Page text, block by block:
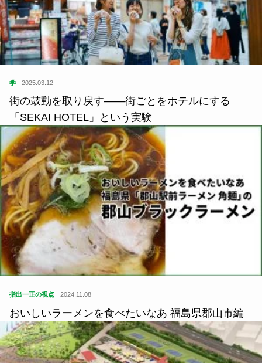
学 2025.03.12
街の鼓動を取り戻す——街ごとをホテルにする
「SEKAI HOTEL」という実験
指出一正の視点 2024.11.08
おいしいラーメンを食べたいなあ 福島県郡山市編